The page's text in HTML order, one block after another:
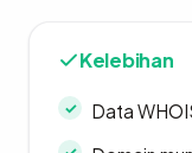
Kelebihan
Data